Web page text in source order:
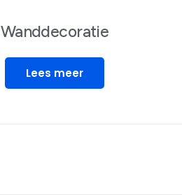
Wanddecoratie
Lees meer